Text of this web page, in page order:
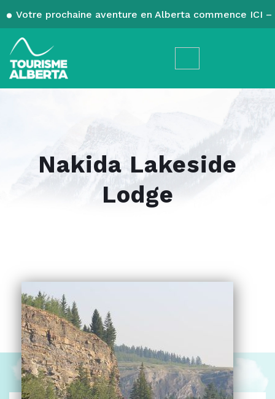
Votre prochaine aventure en Alberta commence ICI
Nakida Lakeside
Lodge